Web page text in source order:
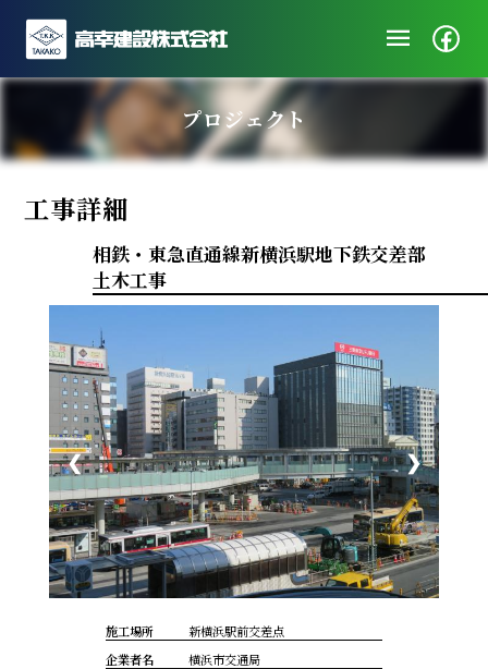
menu
企業情報
ニュース
採用/エントリー
プロジェクト
工事詳細
相鉄・東急直通線新横浜駅地下鉄交差部
土木工事
❮ ❯
施工場所
新横浜駅前交差点
企業者名
横浜市交通局